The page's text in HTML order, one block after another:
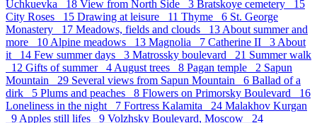
Uchkuevka 18 View from North Side 3 Bratskoye cemetery 15
City Roses 15 Drawing at leisure 11 Thyme 6 St. George
Monastery 17 Meadows, fields and clouds 13 About summer and
more 10 Alpine meadows 13 Magnolia 7 Catherine II 3 About
it 14 Few summer days 3 Matrossky boulevard 21 Summer walk
12 Gifts of summer 4 August trees 8 Pagan temple 2 Sapun
Mountain 29 Several views from Sapun Mountain 6 Ballad of a
dirk 5 Plums and peaches 8 Flowers on Primorsky Boulevard 16
Loneliness in the night 7 Fortress Kalamita 24 Malakhov Kurgan
9 Apples still lifes 9 Volzhsky Boulevard, Moscow 24